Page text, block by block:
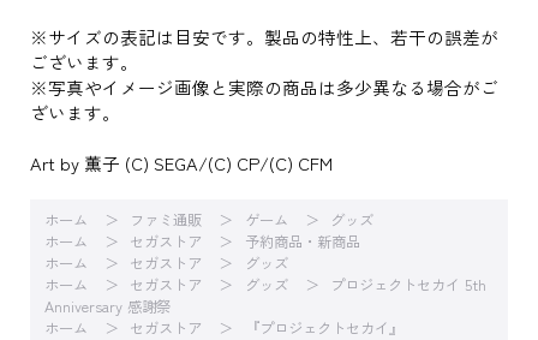
※サイズの表記は目安です。製品の特性上、若干の誤差が
ございます。
※写真やイメージ画像と実際の商品は多少異なる場合がご
ざいます。
Art by 薫子 (C) SEGA/(C) CP/(C) CFM
ホーム ファミ通販 ゲーム
グッズ
ホーム
セガストア
予約商品・新商品
ホーム
セガストア
グッズ
ホーム
セガストア グッズ
プロジェクトセカイ 5th
Anniversary 感謝祭
ホーム
セガストア 『プロジェクトセカイ』